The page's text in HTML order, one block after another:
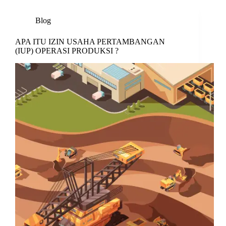
Blog
APA ITU IZIN USAHA PERTAMBANGAN
(IUP) OPERASI PRODUKSI ?